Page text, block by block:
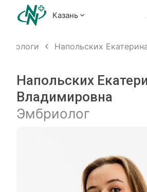
Казань
Напольских
Напольских
Владимировна
Эмбриолог